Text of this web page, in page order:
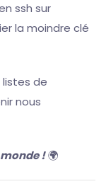
ssh sur
la moindre clé
de
nous
monde!🌍